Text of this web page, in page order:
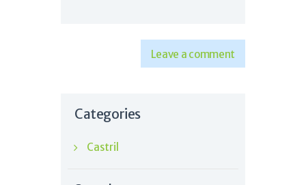
Categories
Castril